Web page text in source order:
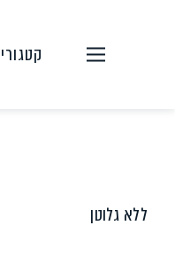
ללא גלוטן